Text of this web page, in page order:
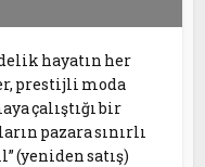
hayatın her
prestijli moda
çalıştığı bir
pazara sınırlı
(yeniden satış)